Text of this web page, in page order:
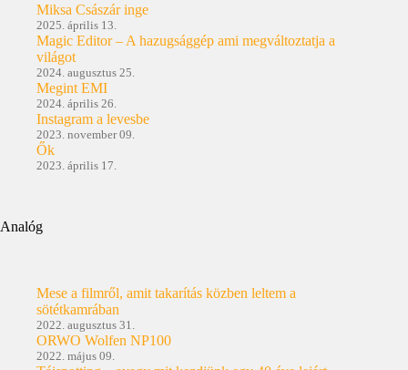
Miksa Császár inge
2025. április 13.
Magic Editor – A hazugsággép ami megváltoztatja a
világot
2024. augusztus 25.
Megint EMI
2024. április 26.
Instagram a levesbe
2023. november 09.
Ők
2023. április 17.
Analóg
Mese a filmről, amit takarítás közben leltem a
sötétkamrában
2022. augusztus 31.
ORWO Wolfen NP100
2022. május 09.